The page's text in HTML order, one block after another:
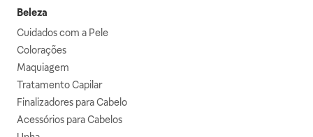
Beleza
Cuidados com a Pele
Colorações
Maquiagem
Tratamento Capilar
Finalizadores para Cabelo
Acessórios para Cabelos